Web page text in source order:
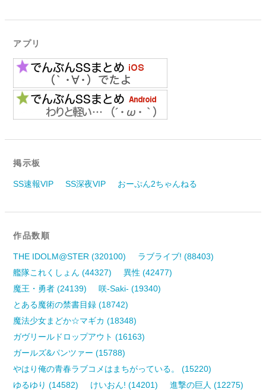
アプリ
掲示板
SS速報VIP SS深夜VIP おーぷん2ちゃんねる
作品数順
THE IDOLM@STER (320100)
ラブライブ! (88403)
艦隊これくしょん (44327)
異性 (42477)
魔王・勇者 (24139)
咲-Saki- (19340)
とある魔術の禁書目録 (18742)
魔法少女まどか☆マギカ (18348)
ガヴリールドロップアウト (16163)
ガールズ&パンツァー (15788)
やはり俺の青春ラブコメはまちがっている。 (15220)
ゆるゆり (14582)
けいおん! (14201)
進撃の巨人 (12275)